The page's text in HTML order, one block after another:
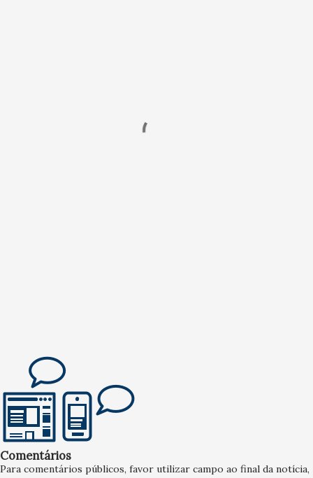
Comentários
Para comentários públicos, favor utilizar campo ao final da notícia,